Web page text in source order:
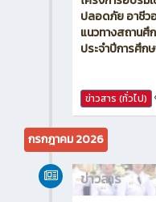
โครงการอบรม
ปลอดภัย อาชีว
แนวทางสถานศึ
กรกฎาคม 2026